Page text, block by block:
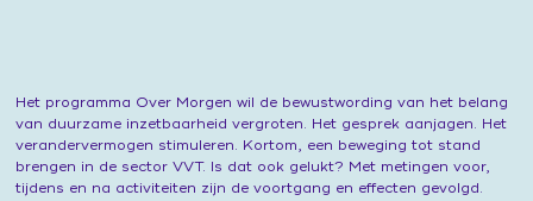
Het programma Over Morgen wil de bewustwording van het belang
van duurzame inzetbaarheid vergroten. Het gesprek aanjagen. Het
verandervermogen stimuleren. Kortom, een beweging tot stand
brengen in de sector VVT. Is dat ook gelukt? Met metingen voor,
tijdens en na activiteiten zijn de voortgang en effecten gevolgd.